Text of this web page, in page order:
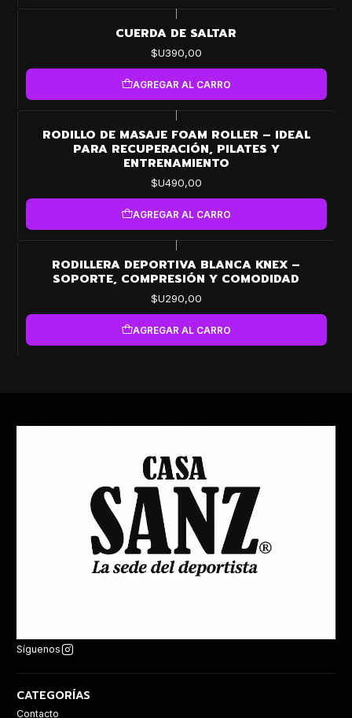
CUERDA DE SALTAR
$U390,00
AGREGAR AL CARRO
RODILLO DE MASAJE FOAM ROLLER – IDEAL
PARA RECUPERACIÓN, PILATES Y
ENTRENAMIENTO
$U490,00
AGREGAR AL CARRO
RODILLERA DEPORTIVA BLANCA KNEX –
SOPORTE, COMPRESIÓN Y COMODIDAD
$U290,00
AGREGAR AL CARRO
Síguenos
CATEGORÍAS
Contacto